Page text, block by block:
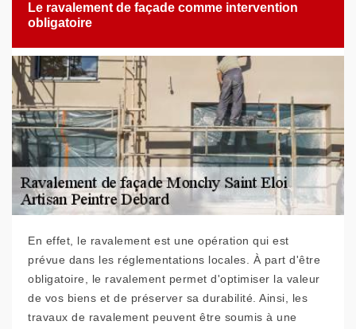
Le ravalement de façade comme intervention
obligatoire
En effet, le ravalement est une opération qui est
prévue dans les réglementations locales. À part d'être
obligatoire, le ravalement permet d'optimiser la valeur
de vos biens et de préserver sa durabilité. Ainsi, les
travaux de ravalement peuvent être soumis à une